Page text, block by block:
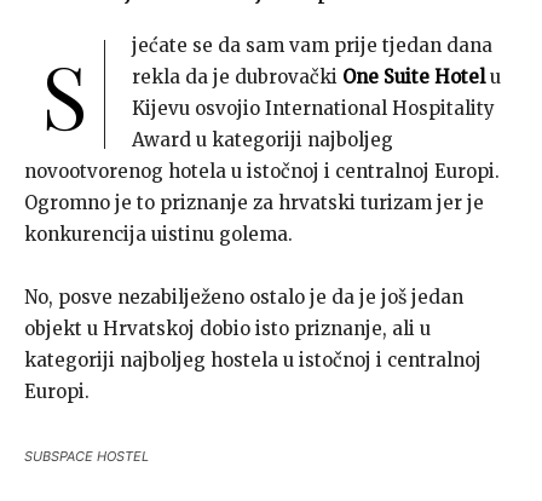
S
jećate se da sam vam prije tjedan dana
rekla da je dubrovački One Suite Hotelu
Kijevu osvojio International Hospitality
Award u kategoriji najboljeg
novootvorenog hotela u istočnoj i centralnoj Europi.
Ogromno je to priznanje za hrvatski turizam jer je
konkurencija uistinu golema.
No, posve nezabilježeno ostalo je da je još jedan
objekt u Hrvatskoj dobio isto priznanje, ali u
kategoriji najboljeg hostela u istočnoj i centralnoj
Europi.
SUBSPACE HOSTEL